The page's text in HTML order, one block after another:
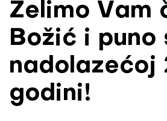
Želimo Vam
Božić i puno
nadolazećoj
godini!